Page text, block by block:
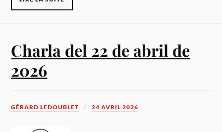
Charla del 22 de abril de
2026
GÉRARD LEDOUBLET 24 AVRIL 2026